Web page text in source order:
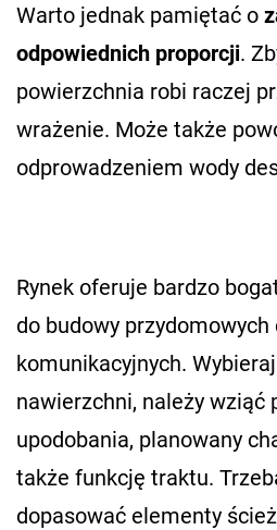
Warto jednak pamiętać o
odpowiednich proporcji.
powierzchnia robi raczej
wrażenie. Może także
odprowadzeniem wody
Rynek oferuje bardzo
do budowy przydomowych
komunikacyjnych.
nawierzchni, należy wziąć
upodobania, planowany
także funkcję traktu.
dopasować elementy